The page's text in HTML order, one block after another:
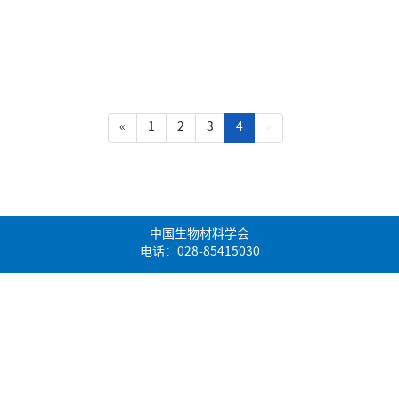
« 1 2 3 4(current)
中国生物材料学会
电话：028-85415030